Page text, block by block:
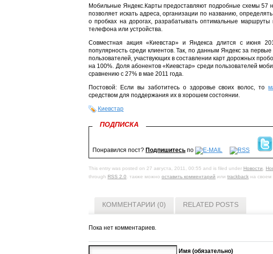
Мобильные Яндекс.Карты предоставляют подробные схемы 57
позволяет искать адреса, организации по названию,
о пробках на дорогах, разрабатывать оптимальные
телефона или устройства.
Совместная акция «Киевстар» и Яндекса длится с июня
популярность среди клиентов. Так, по данным Яндекс за
пользователей, участвующих в составлении карт дорожных
на 100%. Доля абонентов «Киевстар» среди пользователей
сравнению с 27% в мае 2011 года.
Постовой: Если вы заботитесь о здоровье своих волос, то
средством для поддержания их в хорошем состоянии.
Киевстар
ПОДПИСКА
Понравился пост? Подпишитесь по
This entry was posted on 27 августа, 2011, 00:55 and is filed under Новости,
through RSS 2.0. также можно оставить комментарий или trackback на своем
КОММЕНТАРИИ (0) RELATED POSTS
Пока нет комментариев.
Имя (обязательно)